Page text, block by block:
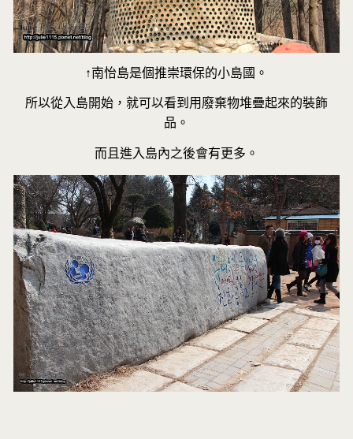
↑南怡島是個推崇環保的小島國。
所以從入島開始，就可以看到用廢棄物堆疊起來的裝飾
品。
而且進入島內之後會有更多。